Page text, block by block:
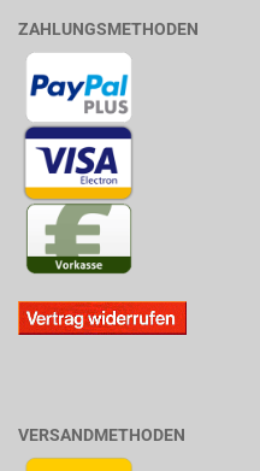
ZAHLUNGSMETHODEN
VERSANDMETHODEN